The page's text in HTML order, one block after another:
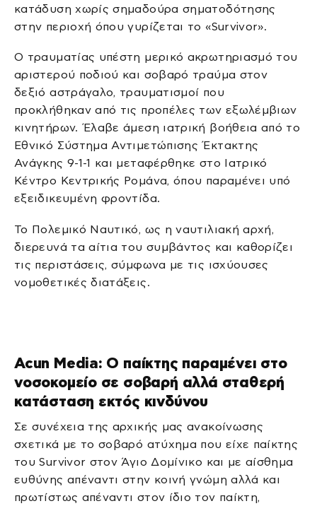
κατάδυση χωρίς σημαδούρα σηματοδότησης
στην περιοχή όπου γυρίζεται το «Survivor».
Ο τραυματίας υπέστη μερικό ακρωτηριασμό του
αριστερού ποδιού και σοβαρό τραύμα στον
δεξιό αστράγαλο, τραυματισμοί που
προκλήθηκαν από τις προπέλες των εξωλέμβιων
κινητήρων. Έλαβε άμεση ιατρική βοήθεια από το
Εθνικό Σύστημα Αντιμετώπισης Έκτακτης
Ανάγκης 9-1-1 και μεταφέρθηκε στο Ιατρικό
Κέντρο Κεντρικής Ρομάνα, όπου παραμένει υπό
εξειδικευμένη φροντίδα.
Το Πολεμικό Ναυτικό, ως η ναυτιλιακή αρχή,
διερευνά τα αίτια του συμβάντος και καθορίζει
τις περιστάσεις, σύμφωνα με τις ισχύουσες
νομοθετικές διατάξεις.
Acun Media: Ο παίκτης παραμένει στο
νοσοκομείο σε σοβαρή αλλά σταθερή
κατάσταση εκτός κινδύνου
Σε συνέχεια της αρχικής μας ανακοίνωσης
σχετικά με το σοβαρό ατύχημα που είχε παίκτης
του Survivor στον Άγιο Δομίνικο και με αίσθημα
ευθύνης απέναντι στην κοινή γνώμη αλλά και
πρωτίστως απέναντι στον ίδιο τον παίκτη,